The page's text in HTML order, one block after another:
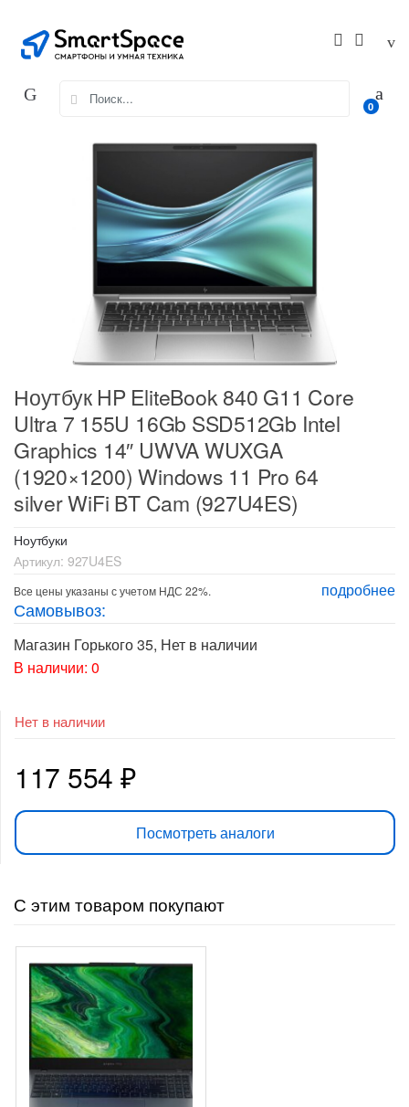
navigation
content
for:
0
Ноутбук HP EliteBook 840 G11 Core
Ultra 7 155U 16Gb SSD512Gb Intel
Graphics 14″ UWVA WUXGA
(1920×1200) Windows 11 Pro 64
silver WiFi BT Cam (927U4ES)
Ноутбуки
Артикул: 927U4ES
подробнее
Все цены указаны с учетом НДС 22%.
Самовывоз:
Магазин Горького 35, Нет в наличии
В наличии: 0
Нет в наличии
117 554 ₽
Посмотреть аналоги
С этим товаром покупают